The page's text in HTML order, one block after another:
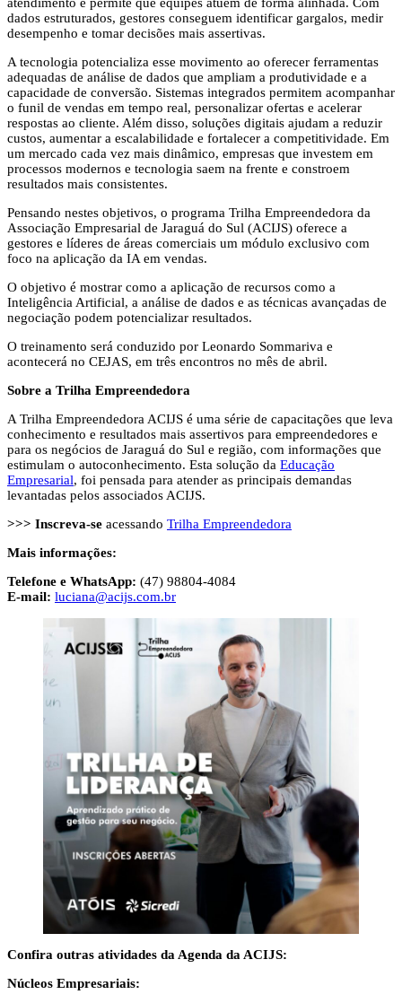
dados estruturados, gestores conseguem identificar gargalos, medir
desempenho e tomar decisões mais assertivas.
A tecnologia potencializa esse movimento ao oferecer ferramentas
adequadas de análise de dados que ampliam a produtividade e a
capacidade de conversão. Sistemas integrados permitem acompanhar
o funil de vendas em tempo real, personalizar ofertas e acelerar
respostas ao cliente. Além disso, soluções digitais ajudam a reduzir
custos, aumentar a escalabilidade e fortalecer a competitividade. Em
um mercado cada vez mais dinâmico, empresas que investem em
processos modernos e tecnologia saem na frente e constroem
resultados mais consistentes.
Pensando nestes objetivos, o programa Trilha Empreendedora da
Associação Empresarial de Jaraguá do Sul (ACIJS) oferece a
gestores e líderes de áreas comerciais um módulo exclusivo com
foco na aplicação da IA em vendas.
O objetivo é mostrar como a aplicação de recursos como a
Inteligência Artificial, a análise de dados e as técnicas avançadas de
negociação podem potencializar resultados.
O treinamento será conduzido por Leonardo Sommariva e
acontecerá no CEJAS, em três encontros no mês de abril.
Sobre a Trilha Empreendedora
A Trilha Empreendedora ACIJS é uma série de capacitações que leva
conhecimento e resultados mais assertivos para empreendedores e
para os negócios de Jaraguá do Sul e região, com informações que
estimulam o autoconhecimento. Esta solução da Educação
Empresarial, foi pensada para atender as principais demandas
levantadas pelos associados ACIJS.
>>> Inscreva-se acessando Trilha Empreendedora
Mais informações:
Telefone e WhatsApp: (47) 98804-4084
E-mail: luciana@acijs.com.br
Confira outras atividades da Agenda da ACIJS:
Núcleos Empresariais: